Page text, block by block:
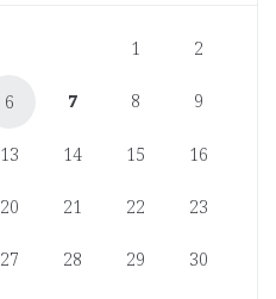
1 2
6 7 8 9
13 14 15 16
20 21 22 23
27 28 29 30